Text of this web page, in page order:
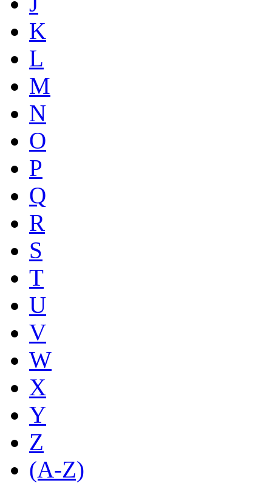
K
L
M
N
O
P
Q
R
S
T
U
V
W
X
Y
Z
(A-Z)